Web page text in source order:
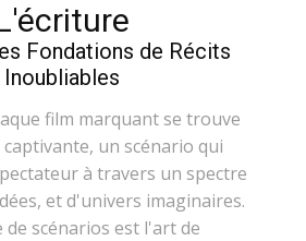
Fondations de Récits
Inoubliables
film marquant se trouve
un scénario qui
à travers un spectre
et d'univers imaginaires.
de scénarios est l'art de